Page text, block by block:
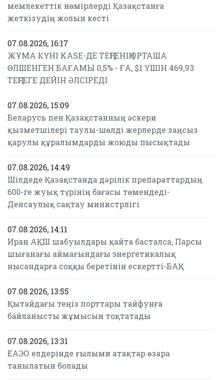
мемлекеттік нөмірлерді Қазақстанға
жеткізудің жолын кесті
07.08.2026, 16:17
ЖҰМА КҮНІ KASE-ДЕ ТЕҢГЕНІҢ ОРТАША
ӨЛШЕНГЕН БАҒАМЫ 0,5% - ҒА, $1 ҮШІН 469,93
ТЕҢГЕГЕ ДЕЙІН ӘЛСІРЕДІ
07.08.2026, 15:09
Беларусь пен Қазақстанның әскери
қызметшілері таулы-шөлді жерлерде заңсыз
қарулы құралымдарды жоюды пысықтады
07.08.2026, 14:49
Шілдеде Қазақстанда дәрілік препараттардың
600-ге жуық түрінің бағасы төмендеді-
Денсаулық сақтау министрлігі
07.08.2026, 14:11
Иран АҚШ шабуылдары қайта басталса, Парсы
шығанағы аймағындағы энергетикалық
нысандарға соққы беретінін ескертті-БАҚ
07.08.2026, 13:55
Қытайдағы теңіз порттары тайфунға
байланысты жұмысын тоқтатады
07.08.2026, 13:31
ЕАЭО елдерінде ғылыми атақтар өзара
танылатын болады